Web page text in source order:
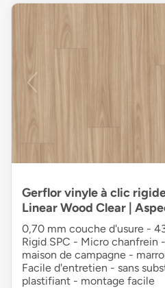
Gerflor vinyle à clic
Linear Wood Clear |
0,70 mm couche d'usure -
Rigid SPC - Micro chanfrein
maison de campagne -
Facile d'entretien - sans
plastifiant - montage facile